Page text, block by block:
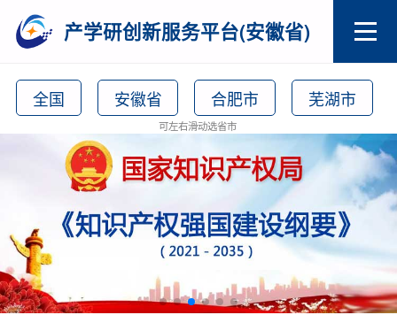
产学研创新服务平台(安徽省)
全国 安徽省 合肥市 芜湖市
可左右滑动选省市